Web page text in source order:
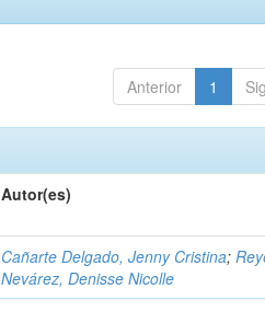
Anterior 1
Autor(es)
Cañarte Delgado, Jenny Cristina;
Nevárez, Denisse Nicolle